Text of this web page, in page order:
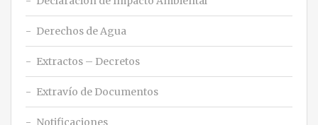
Derechos de Agua
Extractos – Decretos
Extravío de Documentos
Notificaciones